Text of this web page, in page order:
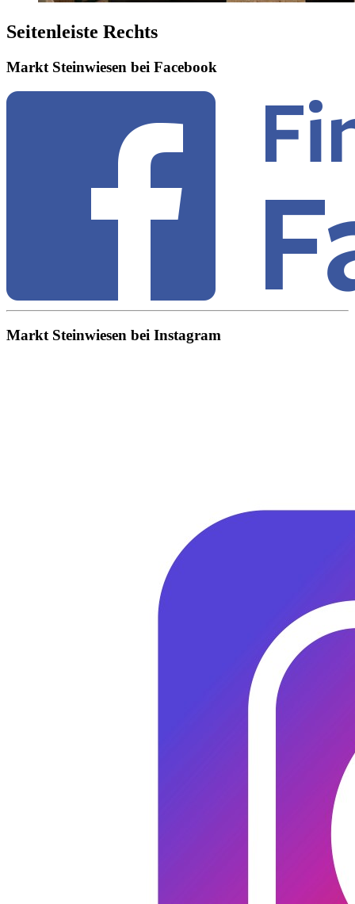
Seitenleiste Rechts
Markt Steinwiesen bei Facebook
Markt Steinwiesen bei Instagram